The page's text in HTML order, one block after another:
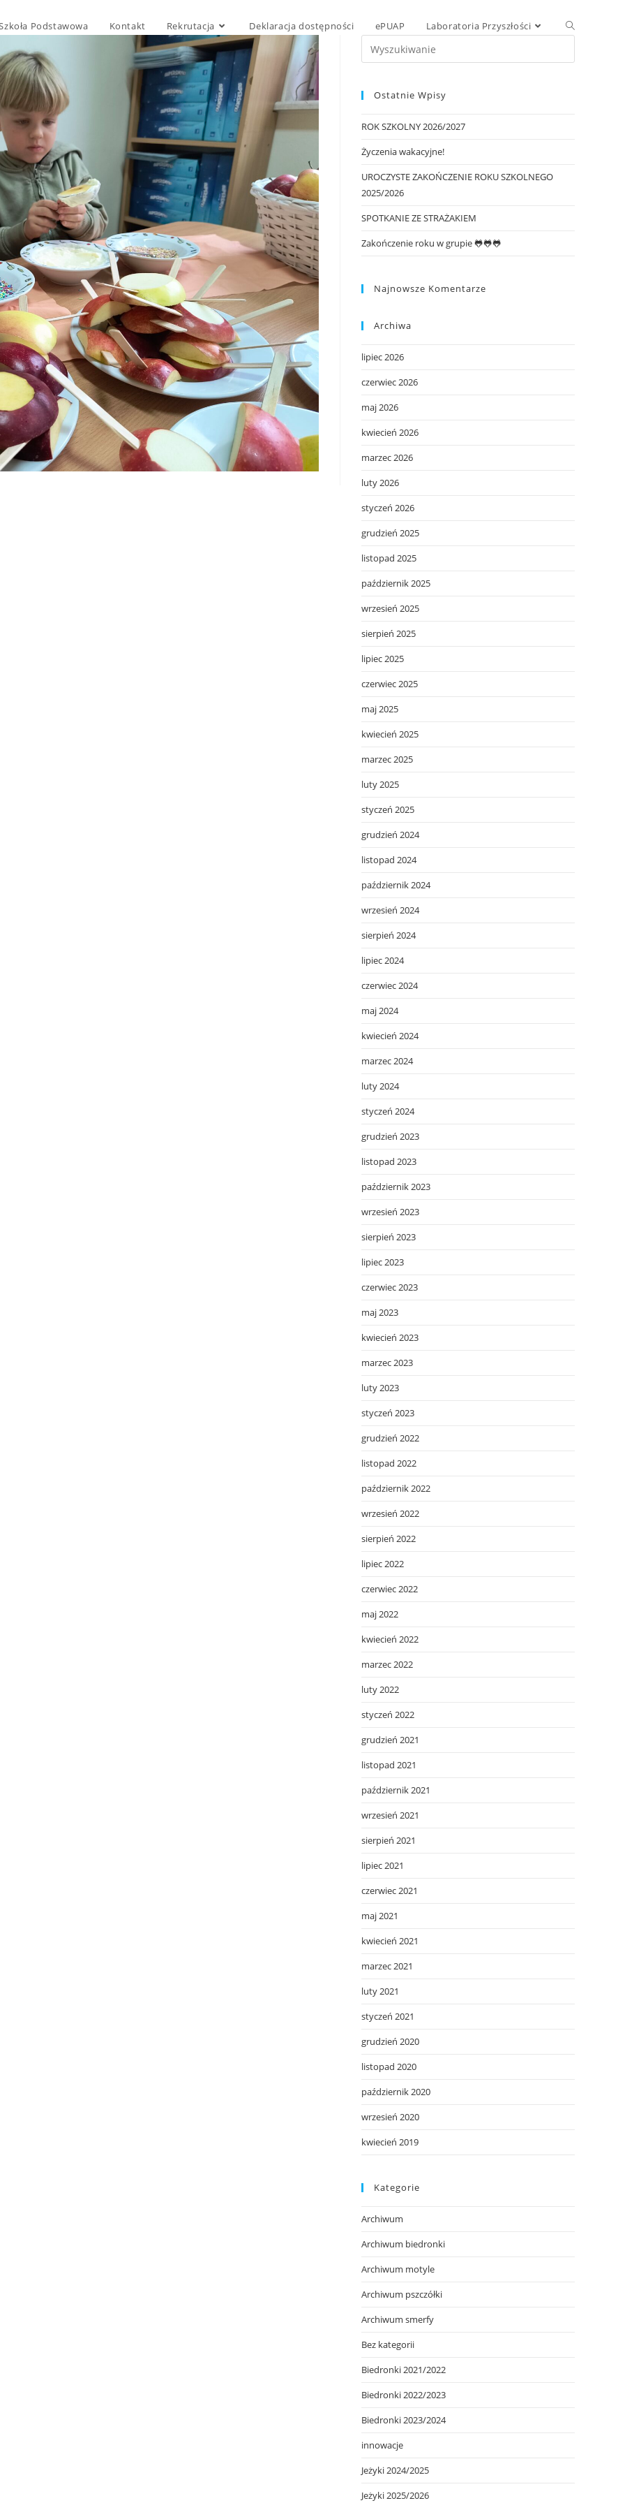
Podstawowa Kontakt Rekrutacja Deklaracja dostępności ePUAP Laboratoria Przyszłości
Ostatnie Wpisy
ROK SZKOLNY 2026/2027
Życzenia wakacyjne!
UROCZYSTE ZAKOŃCZENIE ROKU SZKOLNEGO
2025/2026
SPOTKANIE ZE STRAŻAKIEM
Zakończenie roku w grupie 🐸🐸🐸
Najnowsze Komentarze
Archiwa
lipiec 2026
czerwiec 2026
maj 2026
kwiecień 2026
marzec 2026
luty 2026
styczeń 2026
grudzień 2025
listopad 2025
październik 2025
wrzesień 2025
sierpień 2025
lipiec 2025
czerwiec 2025
maj 2025
kwiecień 2025
marzec 2025
luty 2025
styczeń 2025
grudzień 2024
listopad 2024
październik 2024
wrzesień 2024
sierpień 2024
lipiec 2024
czerwiec 2024
maj 2024
kwiecień 2024
marzec 2024
luty 2024
styczeń 2024
grudzień 2023
listopad 2023
październik 2023
wrzesień 2023
sierpień 2023
lipiec 2023
czerwiec 2023
maj 2023
kwiecień 2023
marzec 2023
luty 2023
styczeń 2023
grudzień 2022
listopad 2022
październik 2022
wrzesień 2022
sierpień 2022
lipiec 2022
czerwiec 2022
maj 2022
kwiecień 2022
marzec 2022
luty 2022
styczeń 2022
grudzień 2021
listopad 2021
październik 2021
wrzesień 2021
sierpień 2021
lipiec 2021
czerwiec 2021
maj 2021
kwiecień 2021
marzec 2021
luty 2021
styczeń 2021
grudzień 2020
listopad 2020
październik 2020
wrzesień 2020
kwiecień 2019
Kategorie
Archiwum
Archiwum biedronki
Archiwum motyle
Archiwum pszczółki
Archiwum smerfy
Bez kategorii
Biedronki 2021/2022
Biedronki 2022/2023
Biedronki 2023/2024
innowacje
Jeżyki 2024/2025
Jeżyki 2025/2026